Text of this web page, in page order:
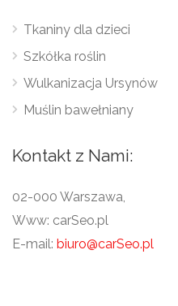
Tkaniny dla dzieci
Szkółka roślin
Wulkanizacja Ursynów
Muślin bawełniany
Kontakt z Nami:
02-000 Warszawa,
Www: carSeo.pl
E-mail: biuro@carSeo.pl